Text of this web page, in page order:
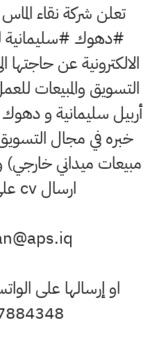
تعلن شركة نقاء الماس
#دهوك #سليمانية
الالكترونية عن حاجتها
التسويق والمبيعات للعمل
أربيل سليمانية و دهوك
خبره في مجال التسويق
مبيعات ميداني خارجي)
ارسال cv على الايميل
او إرسالها على